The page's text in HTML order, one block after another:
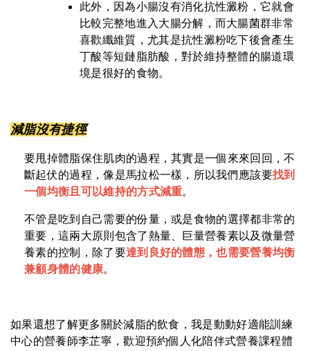
此外，因為小腸沒有消化抗性澱粉，它就會
比較完整地進入大腸分解，而大腸菌群非常
喜歡纖維質，尤其是抗性澱粉吃下後會產生
丁酸等短鏈脂肪酸，對於維持整體的腸道環
境是很好的食物。
減脂沒有捷徑
要甩掉體脂保住肌肉的過程，其實是一個來來回回，不
斷起伏的過程，像是馬拉松一樣，所以我們應該要找到
一個均衡且可以維持的方式減重。
不管是吃到自己需要的份量，或是食物的選擇都非常的
重要，這兩大原則包含了熱量、巨量營養素以及微量營
養素的控制，除了要達到良好的體態，也需要營養均衡
兼顧身體的健康。
如果還想了解更多關於減脂的飲食，我是動動好適能訓練
中心的營養師李芷寧，歡迎預約個人化陪伴式營養課程體